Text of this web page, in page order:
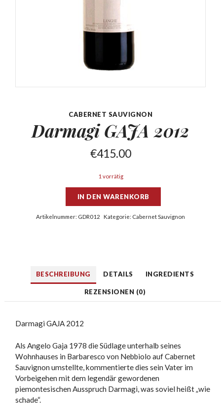
CABERNET SAUVIGNON
Darmagi GAJA2012
€415.00
1 vorrätig
IN DEN WARENKORB
Artikelnummer: GDR012 Kategorie: Cabernet Sauvignon
BESCHREIBUNG DETAILS INGREDIENTS
REZENSIONEN (0)
Darmagi GAJA 2012
Als Angelo Gaja 1978 die Südlage unterhalb seines
Wohnhauses in Barbaresco von Nebbiolo auf Cabernet
Sauvignon umstellte, kommentierte dies sein Vater im
Vorbeigehen mit dem legendär gewordenen
piemontesischen Ausspruch Darmagi, was soviel heißt „wie
schade“.